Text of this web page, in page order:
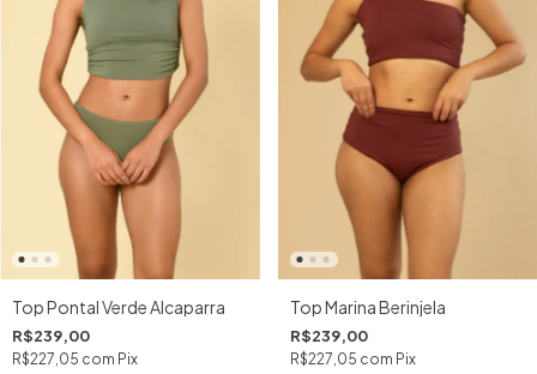
Top Pontal Verde Alcaparra
R$239,00
R$227,05 com Pix
Top Marina Berinjela
R$239,00
R$227,05 com Pix